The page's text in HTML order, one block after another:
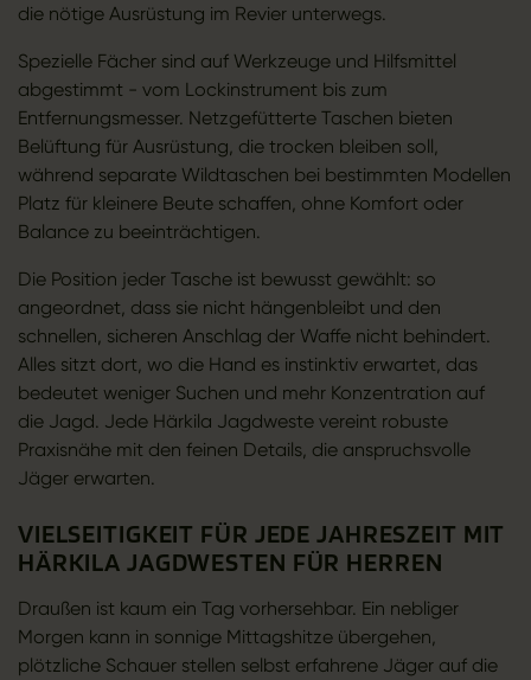
die nötige Ausrüstung im Revier unterwegs.
Spezielle Fächer sind auf Werkzeuge und Hilfsmittel
abgestimmt - vom Lockinstrument bis zum
Entfernungsmesser. Netzgefütterte Taschen bieten
Belüftung für Ausrüstung, die trocken bleiben soll,
während separate Wildtaschen bei bestimmten Modellen
Platz für kleinere Beute schaffen, ohne Komfort oder
Balance zu beeinträchtigen.
Die Position jeder Tasche ist bewusst gewählt: so
angeordnet, dass sie nicht hängenbleibt und den
schnellen, sicheren Anschlag der Waffe nicht behindert.
Alles sitzt dort, wo die Hand es instinktiv erwartet, das
bedeutet weniger Suchen und mehr Konzentration auf
die Jagd. Jede Härkila Jagdweste vereint robuste
Praxisnähe mit den feinen Details, die anspruchsvolle
Jäger erwarten.
VIELSEITIGKEIT FÜR JEDE JAHRESZEIT MIT
HÄRKILA JAGDWESTEN FÜR HERREN
Draußen ist kaum ein Tag vorhersehbar. Ein nebliger
Morgen kann in sonnige Mittagshitze übergehen,
plötzliche Schauer stellen selbst erfahrene Jäger auf die